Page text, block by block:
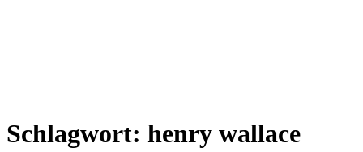
Schlagwort: henry wallace